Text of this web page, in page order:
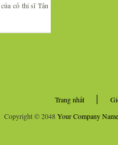
cố thi sĩ Tản
Trang nhất
Copyright © 2048Your Company Name